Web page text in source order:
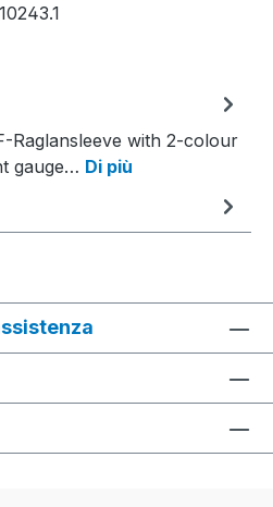
Raglansleeve with 2-colour
gauge… Di più